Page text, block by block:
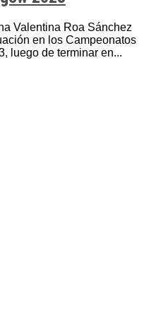
Valentina Roa Sánchez
en los Campeonatos
luego de terminar en...